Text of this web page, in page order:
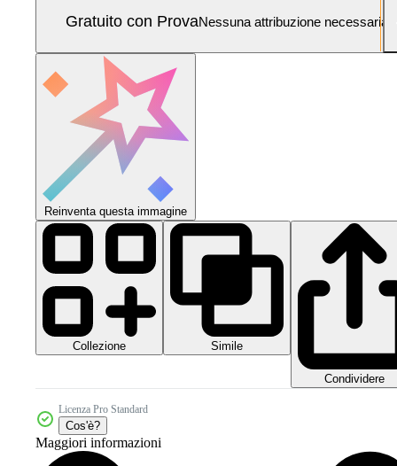
Gratuito con ProvaNessuna attribuzione necessaria
Reinventa questa immagine
Collezione Simile
Condividere
Licenza Pro Standard
Cos'è?
Maggiori informazioni